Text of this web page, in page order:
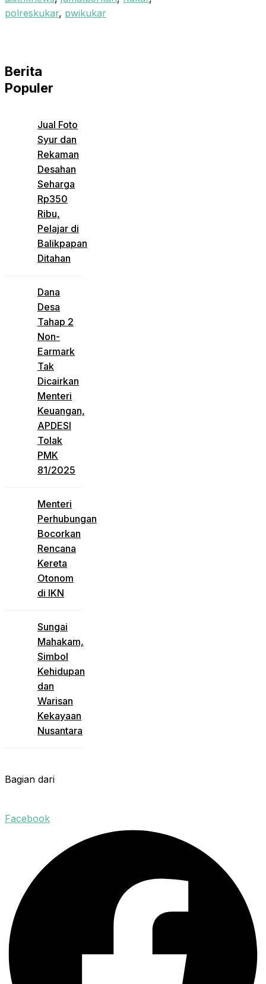
polreskukar, pwikukar
Berita
Populer
Jual Foto
Syur dan
Rekaman
Desahan
Seharga
Rp350
Ribu,
Pelajar di
Balikpapan
Ditahan
Dana
Desa
Tahap 2
Non-
Earmark
Tak
Dicairkan
Menteri
Keuangan,
APDESI
Tolak
PMK
81/2025
Menteri
Perhubungan
Bocorkan
Rencana
Kereta
Otonom
di IKN
Sungai
Mahakam,
Simbol
Kehidupan
dan
Warisan
Kekayaan
Nusantara
Bagian dari
Facebook